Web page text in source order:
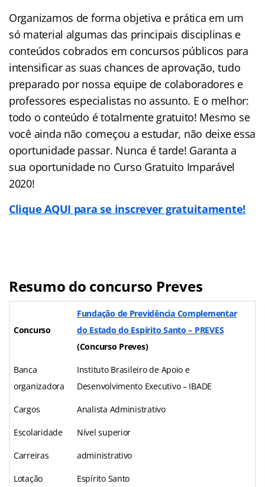
Organizamos de forma objetiva e prática em um
só material algumas das principais disciplinas e
conteúdos cobrados em concursos públicos para
intensificar as suas chances de aprovação, tudo
preparado por nossa equipe de colaboradores e
professores especialistas no assunto. E o melhor:
todo o conteúdo é totalmente gratuito! Mesmo se
você ainda não começou a estudar, não deixe essa
oportunidade passar. Nunca é tarde! Garanta a
sua oportunidade no Curso Gratuito Imparável
2020!
Clique AQUI para se inscrever gratuitamente!
Resumo do concurso Preves
Concurso
Fundação de Previdência Complementar
do Estado do Espírito Santo – PREVES
(Concurso Preves)
Banca
organizadora
Instituto Brasileiro de Apoio e
Desenvolvimento Executivo – IBADE
Cargos Analista Administrativo
Escolaridade Nível superior
Carreiras administrativo
Lotação Espírito Santo